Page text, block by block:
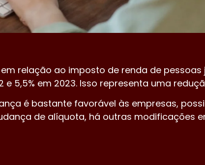
relação ao imposto de renda de
5,5% em 2023. Isso representa uma
é bastante favorável às empresas,
de alíquota, há outras modificações